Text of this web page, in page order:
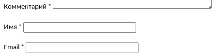
Комментарий *
Имя *
Email *